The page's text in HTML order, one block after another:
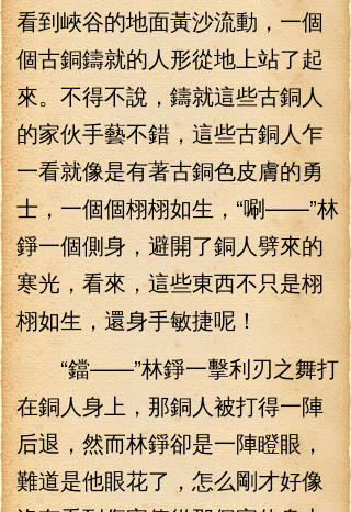
看到峽谷的地面黃沙流動，一個
個古銅鑄就的人形從地上站了起
來。不得不說，鑄就這些古銅人
的家伙手藝不錯，這些古銅人乍
一看就像是有著古銅色皮膚的勇
士，一個個栩栩如生，“唰——”林
錚一個側身，避開了銅人劈來的
寒光，看來，這些東西不只是栩
栩如生，還身手敏捷呢！
“鐺——”林錚一擊利刃之舞打
在銅人身上，那銅人被打得一陣
后退，然而林錚卻是一陣瞪眼，
難道是他眼花了，怎么剛才好像